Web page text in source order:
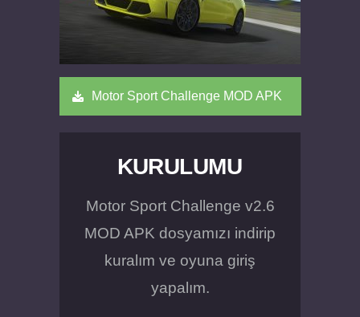
Motor Sport Challenge MOD APK
KURULUMU
Motor Sport Challenge v2.6
MOD APK dosyamızı indirip
kuralım ve oyuna giriş
yapalım.